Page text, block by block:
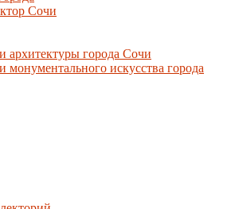
Сочи
архитектуры города Сочи
монументального искусства города